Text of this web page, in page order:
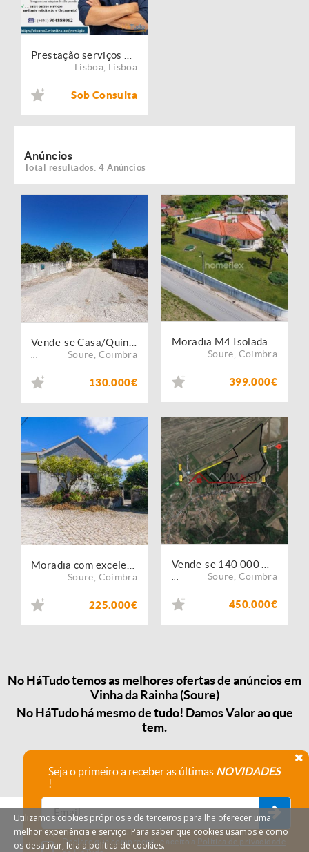
Lisboa Lisboa
Sob Consulta
Anúncios
Total resultados: 4 Anúncios
Soure Coimbra
130.000€
Soure Coimbra
399.000€
Soure Coimbra
225.000€
Soure Coimbra
450.000€
No HáTudo temos as melhores ofertas de anúncios em
Vinha da Rainha (Soure)
No HáTudo há mesmo de tudo! Damos Valor ao que
tem.
Seja o primeiro a receber as últimas NOVIDADES
!
Declaro que compreendi e aceito a Política de privacidade
Utilizamos cookies próprios e de terceiros para lhe oferecer uma
melhor experiência e serviço. Para saber que cookies usamos e como
os desativar, leia a política de cookies.